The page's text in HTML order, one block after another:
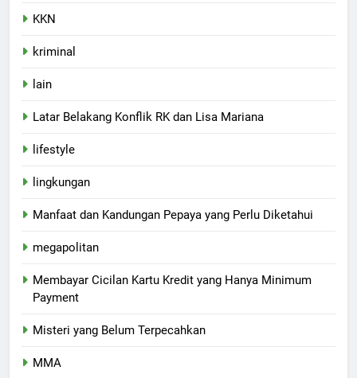
KKN
kriminal
lain
Latar Belakang Konflik RK dan Lisa Mariana
lifestyle
lingkungan
Manfaat dan Kandungan Pepaya yang Perlu Diketahui
megapolitan
Membayar Cicilan Kartu Kredit yang Hanya Minimum
Payment
Misteri yang Belum Terpecahkan
MMA